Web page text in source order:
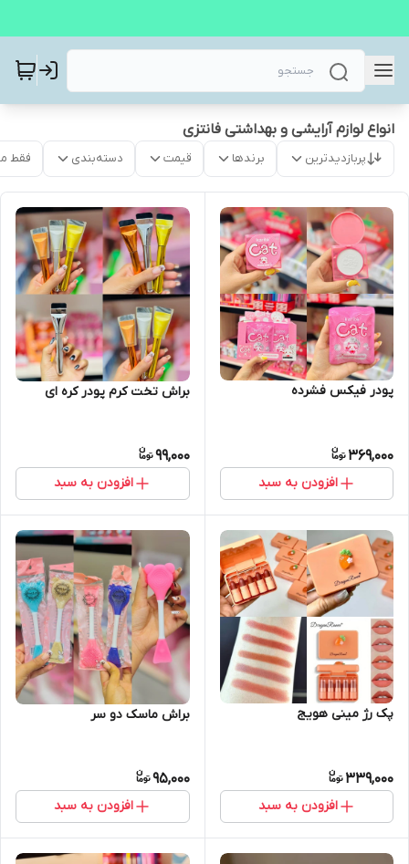
انواع لوازم آرایشی و بهداشتی فانتزی
پربازدیدترین برندها قیمت دسته‌بندی فقط
پودر فیکس فشرده
369,000
افزودن به سبد
براش تخت کرم پودر کره ای
99,000
افزودن به سبد
پک رژ مینی هویج
339,000
افزودن به سبد
براش ماسک دو سر
95,000
افزودن به سبد